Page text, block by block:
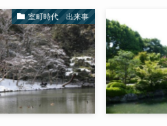
室町時代 出来事